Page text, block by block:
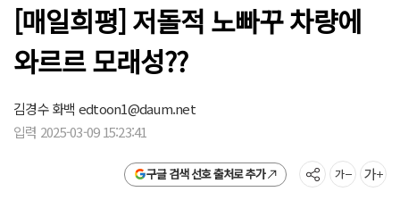
[매일희평] 저돌적 노빠꾸 차량에
와르르 모래성??
김경수 화백 edtoon1@daum.net
입력 2025-03-09 15:23:41
구글 검색 선호 출처로 추가